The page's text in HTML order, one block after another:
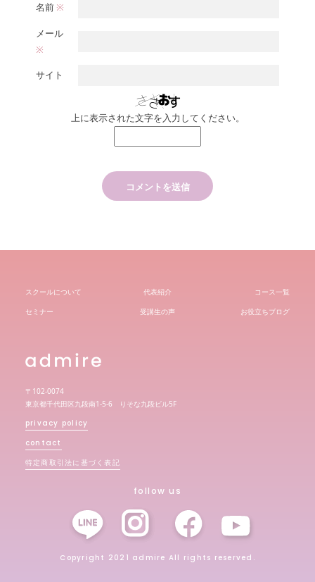
名前 ※
メール
※
サイト
上に表示された文字を入力してください。
スクールについて 代表紹介
コース一覧
セミナー
受講生の声 お役立ちブログ
〒102-0074
東京都千代田区九段南1-5-6 りそな九段ビル5F
privacy policy
contact
特定商取引法に基づく表記
follow us
Copyright 2021 admire All rights reserved.